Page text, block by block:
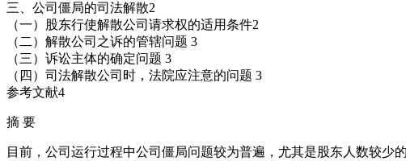
三、公司僵局的司法解散2
（一）股东行使解散公司请求权的适用条件2
（二）解散公司之诉的管辖问题 3
（三）诉讼主体的确定问题 3
（四）司法解散公司时，法院应注意的问题 3
参考文献4
摘 要
目前，公司运行过程中公司僵局问题较为普遍，尤其是股东人数较